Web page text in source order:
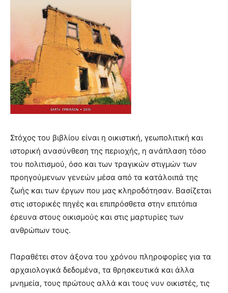
Στόχος του βιβλίου είναι η οικιστική, γεωπολιτική και
ιστορική ανασύνθεση της περιοχής, η ανάπλαση τόσο
του πολιτισμού, όσο και των τραγικών στιγμών των
προηγούμενων γενεών μέσα από τα κατάλοιπά της
ζωής και των έργων που μας κληροδότησαν. Βασίζεται
στις ιστορικές πηγές και επιπρόσθετα στην επιτόπια
έρευνα στους οικισμούς και στις μαρτυρίες των
ανθρώπων τους.
Παραθέτει στον άξονα του χρόνου πληροφορίες για τα
αρχαιολογικά δεδομένα, τα θρησκευτικά και άλλα
μνημεία, τους πρώτους αλλά και τους νυν οικιστές, τις